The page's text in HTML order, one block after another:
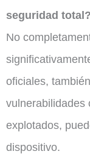
seguridad total?
No
oficiales,
vulnerabilidades
explotados,
dispositivo.